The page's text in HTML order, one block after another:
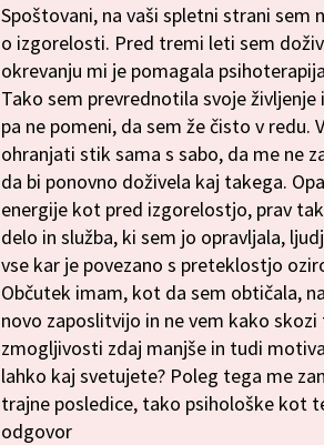
Spoštovani, na vaši spletni strani sem
o izgorelosti. Pred tremi leti sem
okrevanju mi je pomagala
Tako sem prevrednotila svoje
pa ne pomeni, da sem že čisto v redu.
ohranjati stik sama s sabo, da me ne
da bi ponovno doživela kaj takega.
energije kot pred izgorelostjo, prav
delo in služba, ki sem jo opravljala,
vse kar je povezano s preteklostjo
Občutek imam, kot da sem obtičala,
novo zaposlitvijo in ne vem kako
zmogljivosti zdaj manjše in tudi
lahko kaj svetujete? Poleg tega me
trajne posledice, tako psihološke kot
odgovor